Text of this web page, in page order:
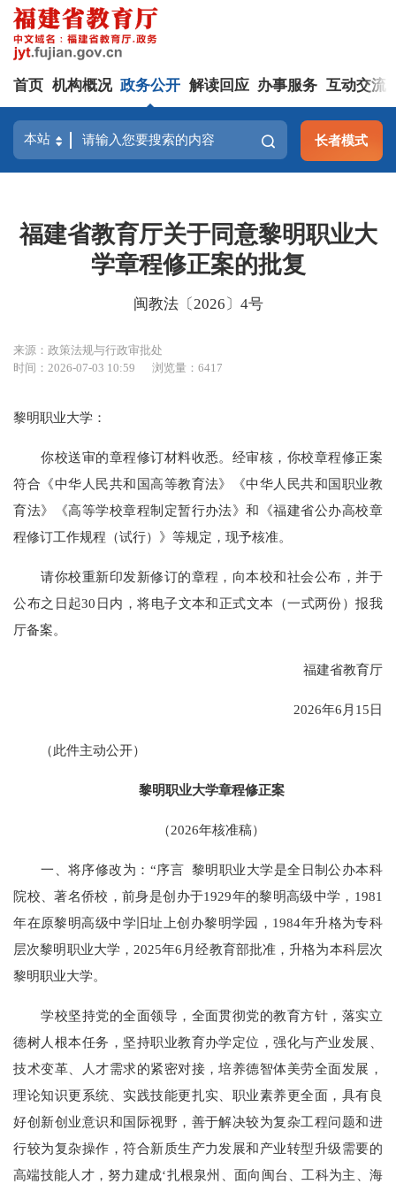
首页 机构概况 政务公开 解读回应 办事服务 互动交流
长者模式
福建省教育厅关于同意黎明职业大
学章程修正案的批复
闽教法〔2026〕4号
来源：政策法规与行政审批处
时间：2026-07-03 10:59
浏览量：6417
黎明职业大学：
你校送审的章程修订材料收悉。经审核，你校章程修正案
符合《中华人民共和国高等教育法》《中华人民共和国职业教
育法》《高等学校章程制定暂行办法》和《福建省公办高校章
程修订工作规程（试行）》等规定，现予核准。
请你校重新印发新修订的章程，向本校和社会公布，并于
公布之日起30日内，将电子文本和正式文本（一式两份）报我
厅备案。
福建省教育厅
2026年6月15日
（此件主动公开）
黎明职业大学章程修正案
（2026年核准稿）
一、将序修改为：“序言 黎明职业大学是全日制公办本科
院校、著名侨校，前身是创办于1929年的黎明高级中学，1981
年在原黎明高级中学旧址上创办黎明学园，1984年升格为专科
层次黎明职业大学，2025年6月经教育部批准，升格为本科层次
黎明职业大学。
学校坚持党的全面领导，全面贯彻党的教育方针，落实立
德树人根本任务，坚持职业教育办学定位，强化与产业发展、
技术变革、人才需求的紧密对接，培养德智体美劳全面发展，
理论知识更系统、实践技能更扎实、职业素养更全面，具有良
好创新创业意识和国际视野，善于解决较为复杂工程问题和进
行较为复杂操作，符合新质生产力发展和产业转型升级需要的
高端技能人才，努力建成‘扎根泉州、面向闽台、工科为主、海